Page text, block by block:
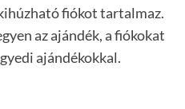
fiókot tartalmaz.
az ajándék, a fiókokat
ajándékokkal.